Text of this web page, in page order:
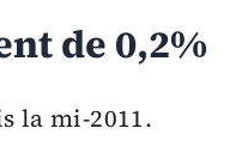
de 0,2%
la mi-2011.